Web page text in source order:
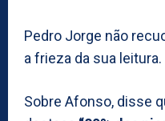
Pedro Jorge não
a frieza da sua leitura.
Sobre Afonso, disse